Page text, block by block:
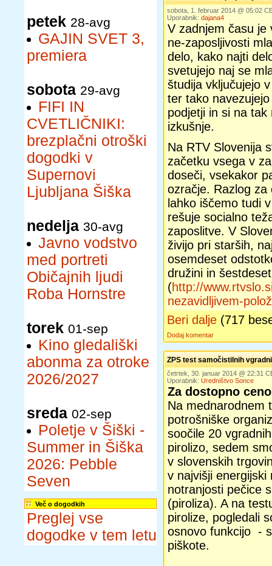
petek 28-avg
GAJIN SVET 3,
premiera
sobota 29-avg
FIFI IN
CVETLIČNIKI:
brezplačni otroški
dogodki v
Supernovi
Ljubljana Šiška
nedelja 30-avg
Javno vodstvo
med portreti
Običajnih ljudi
Roba Hornstre
torek 01-sep
Kino gledališki
abonma za otroke
2026/2027
sreda 02-sep
Poletje v Šiški -
Summer in Šiška
2026: Pebble
Seven
Več o dogodkih
Preglej vse
dogodke v tem letu
sobota, 1. februar 2014 @ 05:02
Uporabnik: dajana4
V zadnjem času je
ne-zaposljivosti
delo, kako najti
svetujejo naj se
študija vključujejo
ter tako
podjetji in si na tak
izkušnje.
Na RTV Slovenija
začetku vsega v
doseči, vsekakor
ozračje. Razlog za
lahko iščemo tudi
rešuje socialno
zaposlitve. V
živijo pri starših,
osemdeset
družini in
(http://
nezavidljivem-
Beri dalje (717
Dodaj komentar
ZPS test samočistilnih
četrtek, 30. januar 2014 @ 22:31
Uporabnik: Uredništvo Sonce
Za dostopno
Na mednarodnem
potrošniške
soočile 20
pirolizo, sedem
v slovenskih
v najvišji energijski
notranjosti pečice
(piroliza). A na
pirolize, pogledali
osnovo funkcijo -
piškote.